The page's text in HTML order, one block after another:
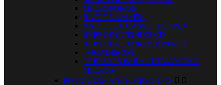
MICROFONOS
RADIOS AM / FM
RADIO CD, CASSETTE, USB
REPRODUCTORES CD
REPRODUCTORES MP3 MP4
TOCADISCOS
TRIPODES PARA ALTAVOCES Y
MICROS
FOTOGRAFIA Y ACCESORIOS  